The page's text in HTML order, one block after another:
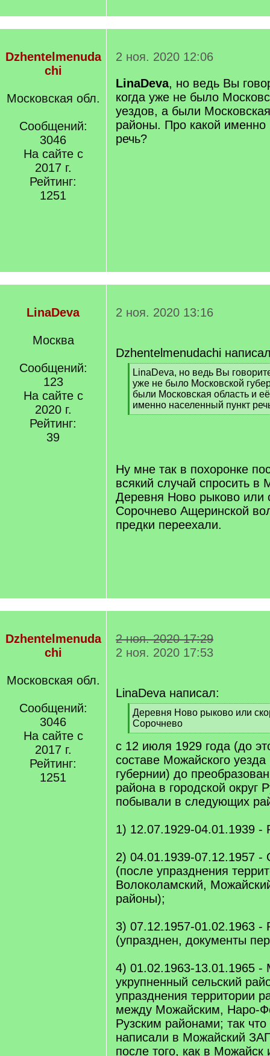
Dzhentelmenuda
chi
Московская обл.
Сообщений:
3046
На сайте с
2017 г.
Рейтинг:
1251
2 ноя. 2020 12:06
LinaDeva, но ведь Вы
когда уже не было
уездов, а были
районы. Про какой именно
речь?
LinaDeva
Москва
Сообщений:
123
На сайте с
2020 г.
Рейтинг:
39
2 ноя. 2020 13:16
Dzhentelmenudachi
[
q
]
LinaDeva, но ведь Вы
уже не было Московской
были Московская область и
именно населенный пункт
[
Ну мне так в похоронке
всякий случай спросить
Деревня Ново рыково или
Сорочнево Ащеринской
предки переехали.
Dzhentelmenuda
chi
Московская обл.
Сообщений:
3046
На сайте с
2017 г.
Рейтинг:
1251
2 ноя. 2020 17:29
2 ноя. 2020 17:53
LinaDeva написал:
[
q
]
Деревня Ново рыково или
Сорочнево
[
/
q
]
с 12 июля 1929 года (до
составе Можайского
губернии) до
района в городской округ
побывали в следующих
1) 12.07.1929-04.01.1939 -
2) 04.01.1939-07.12.1957 -
(после упразднения
Волоколамский,
районы);
3) 07.12.1957-01.02.1963 -
(упразднен, документы
4) 01.02.1963-13.01.1965 -
укрупненный сельский
упразднения территории
между Можайским, Наро-
Рузским районами; так
написали в Можайский
после того, как в Можайск